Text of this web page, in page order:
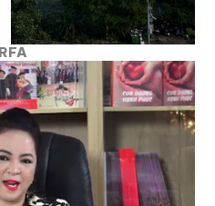
RFA